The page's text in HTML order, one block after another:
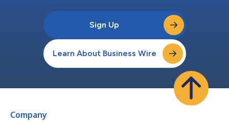
Sign Up
Learn About Business Wire
Company